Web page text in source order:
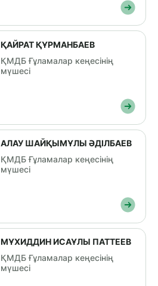
ҚАЙРАТ ҚҰРМАНБАЕВ
ҚМДБ Ғұламалар кеңесінің
мүшесі
АЛАУ ШАЙҚЫМҰЛЫ ӘДІЛБАЕВ
ҚМДБ Ғұламалар кеңесінің
мүшесі
МҰХИДДИН ИСАҰЛЫ ПАТТЕЕВ
ҚМДБ Ғұламалар кеңесінің
мүшесі